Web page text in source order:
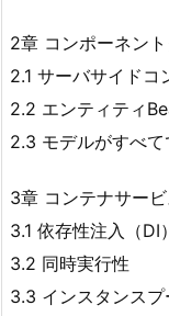
2章 コンポーネン
2.1 サーバサイドコ
2.2 エンティティ
2.3 モデルがすべて
3章 コンテナサービ
3.1 依存性注入（DI）
3.2 同時実行性
3.3 インスタンス